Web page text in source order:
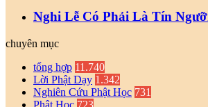
Nghi Lễ Có Phải Là Tín
chuyên mục
tổng hợp 11.740
Lời Phật Dạy 1.342
Nghiên Cứu Phật Học 731
Phật Học 723